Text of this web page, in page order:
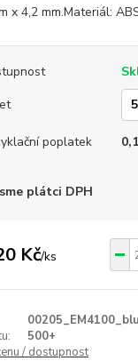
x 4,2 mm.Materiál:
poplatek
plátci DPH
Kč/ks
500+
/ dostupnost